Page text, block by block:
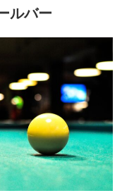
ルバー